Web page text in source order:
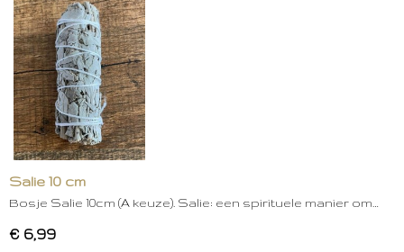
Salie 10 cm
Bosje Salie 10cm (A keuze). Salie: een spirituele manier om…
€ 6,99